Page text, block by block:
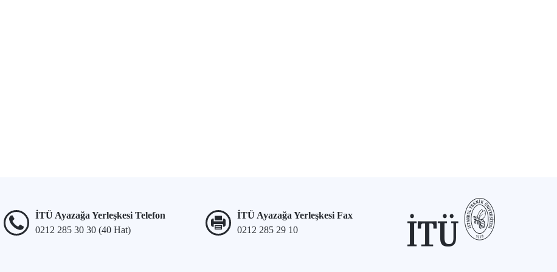
İTÜ Ayazağa Yerleşkesi Telefon
0212 285 30 30 (40 Hat)
İTÜ Ayazağa Yerleşkesi Fax
0212 285 29 10